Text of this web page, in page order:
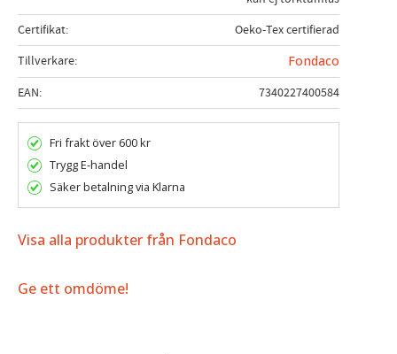
Certifikat
Oeko-Tex certifierad
Tillverkare
Fondaco
EAN
7340227400584
Fri frakt över 600 kr
Trygg E-handel
Säker betalning via Klarna
Visa alla produkter från Fondaco
Ge ett omdöme!